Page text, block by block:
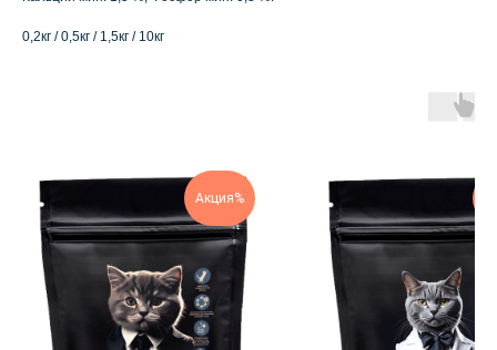
0,2кг / 0,5кг / 1,5кг / 10кг
Акция%